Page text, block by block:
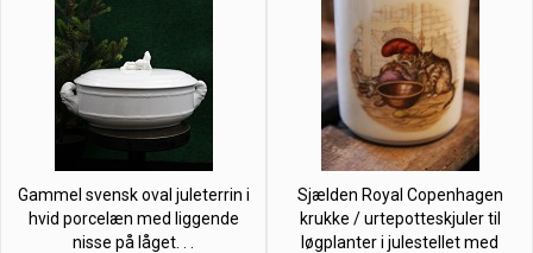
Gammel svensk oval juleterrin i
hvid porcelæn med liggende
nisse på låget. . .
Sjælden Royal Copenhagen
krukke / urtepotteskjuler til
løgplanter i julestellet med